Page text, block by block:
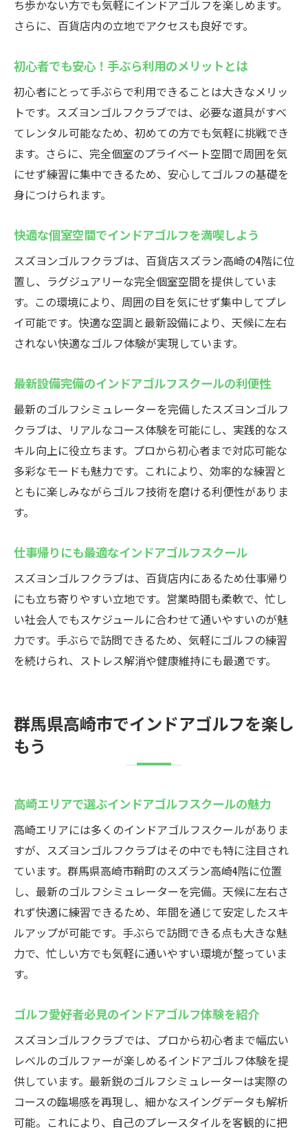
ち歩かない方でも気軽にインドアゴルフを楽しめます。
さらに、百貨店内の立地でアクセスも良好です。
初心者でも安心！手ぶら利用のメリットとは
初心者にとって手ぶらで利用できることは大きなメリッ
トです。スズヨンゴルフクラブでは、必要な道具がすべ
てレンタル可能なため、初めての方でも気軽に挑戦でき
ます。さらに、完全個室のプライベート空間で周囲を気
にせず練習に集中できるため、安心してゴルフの基礎を
身につけられます。
快適な個室空間でインドアゴルフを満喫しよう
スズヨンゴルフクラブは、百貨店スズラン高崎の4階に位
置し、ラグジュアリーな完全個室空間を提供していま
す。この環境により、周囲の目を気にせず集中してプレ
イ可能です。快適な空調と最新設備により、天候に左右
されない快適なゴルフ体験が実現しています。
最新設備完備のインドアゴルフスクールの利便性
最新のゴルフシミュレーターを完備したスズヨンゴルフ
クラブは、リアルなコース体験を可能にし、実践的なス
キル向上に役立ちます。プロから初心者まで対応可能な
多彩なモードも魅力です。これにより、効率的な練習と
ともに楽しみながらゴルフ技術を磨ける利便性がありま
す。
仕事帰りにも最適なインドアゴルフスクール
スズヨンゴルフクラブは、百貨店内にあるため仕事帰り
にも立ち寄りやすい立地です。営業時間も柔軟で、忙し
い社会人でもスケジュールに合わせて通いやすいのが魅
力です。手ぶらで訪問できるため、気軽にゴルフの練習
を続けられ、ストレス解消や健康維持にも最適です。
群馬県高崎市でインドアゴルフを楽し
もう
高崎エリアで選ぶインドアゴルフスクールの魅力
高崎エリアには多くのインドアゴルフスクールがありま
すが、スズヨンゴルフクラブはその中でも特に注目され
ています。群馬県高崎市鞘町のスズラン高崎4階に位置
し、最新のゴルフシミュレーターを完備。天候に左右さ
れず快適に練習できるため、年間を通じて安定したスキ
ルアップが可能です。手ぶらで訪問できる点も大きな魅
力で、忙しい方でも気軽に通いやすい環境が整っていま
す。
ゴルフ愛好者必見のインドアゴルフ体験を紹介
スズヨンゴルフクラブでは、プロから初心者まで幅広い
レベルのゴルファーが楽しめるインドアゴルフ体験を提
供しています。最新鋭のゴルフシミュレーターは実際の
コースの臨場感を再現し、細かなスイングデータも解析
可能。これにより、自己のプレースタイルを客観的に把